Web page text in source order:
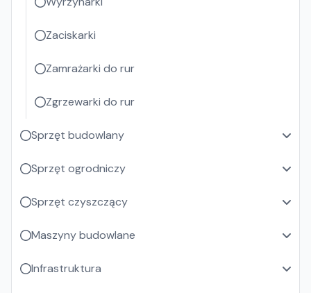
Zaciskarki
Zamrażarki do rur
Zgrzewarki do rur
Sprzęt budowlany
Sprzęt ogrodniczy
Sprzęt czyszczący
Maszyny budowlane
Infrastruktura